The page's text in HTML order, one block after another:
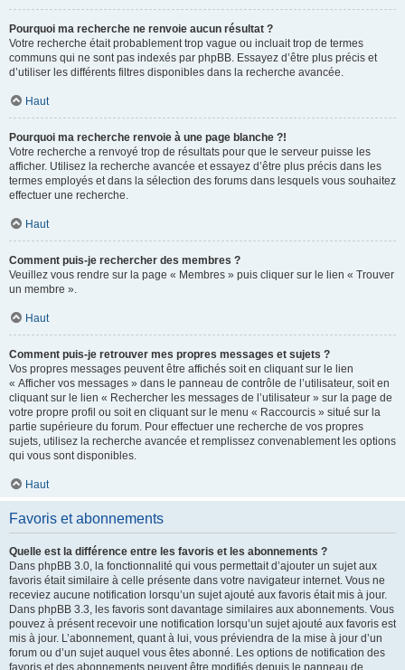
Pourquoi ma recherche ne renvoie aucun résultat ?
Votre recherche était probablement trop vague ou incluait trop de termes
communs qui ne sont pas indexés par phpBB. Essayez d’être plus précis et
d’utiliser les différents filtres disponibles dans la recherche avancée.
Haut
Pourquoi ma recherche renvoie à une page blanche ?!
Votre recherche a renvoyé trop de résultats pour que le serveur puisse les
afficher. Utilisez la recherche avancée et essayez d’être plus précis dans les
termes employés et dans la sélection des forums dans lesquels vous souhaitez
effectuer une recherche.
Haut
Comment puis-je rechercher des membres ?
Veuillez vous rendre sur la page « Membres » puis cliquer sur le lien « Trouver
un membre ».
Haut
Comment puis-je retrouver mes propres messages et sujets ?
Vos propres messages peuvent être affichés soit en cliquant sur le lien
« Afficher vos messages » dans le panneau de contrôle de l’utilisateur, soit en
cliquant sur le lien « Rechercher les messages de l’utilisateur » sur la page de
votre propre profil ou soit en cliquant sur le menu « Raccourcis » situé sur la
partie supérieure du forum. Pour effectuer une recherche de vos propres
sujets, utilisez la recherche avancée et remplissez convenablement les options
qui vous sont disponibles.
Haut
Favoris et abonnements
Quelle est la différence entre les favoris et les abonnements ?
Dans phpBB 3.0, la fonctionnalité qui vous permettait d’ajouter un sujet aux
favoris était similaire à celle présente dans votre navigateur internet. Vous ne
receviez aucune notification lorsqu’un sujet ajouté aux favoris était mis à jour.
Dans phpBB 3.3, les favoris sont davantage similaires aux abonnements. Vous
pouvez à présent recevoir une notification lorsqu’un sujet ajouté aux favoris est
mis à jour. L’abonnement, quant à lui, vous préviendra de la mise à jour d’un
forum ou d’un sujet auquel vous êtes abonné. Les options de notification des
favoris et des abonnements peuvent être modifiés depuis le panneau de